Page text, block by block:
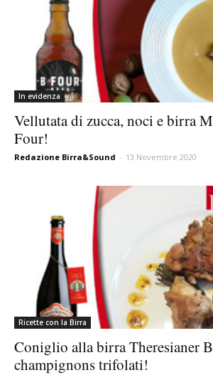
In evidenza
Vellutata di zucca, noci e birra
Four!
Redazione Birra&Sound - 13 Novembre 2020
Ricette con la Birra
Coniglio alla birra Theresianer
champignons trifolati!